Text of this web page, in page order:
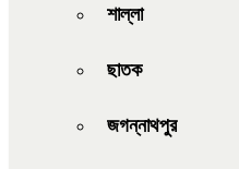
শাল্লা
ছাতক
জগন্নাথপুর